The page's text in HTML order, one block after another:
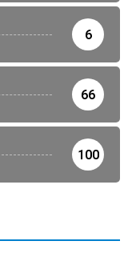
6
66
100